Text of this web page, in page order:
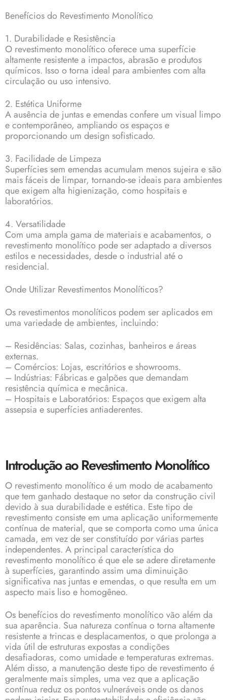
Benefícios do Revestimento Monolítico
1. Durabilidade e Resistência
O revestimento monolítico oferece uma superfície
altamente resistente a impactos, abrasão e produtos
químicos. Isso o torna ideal para ambientes com alta
circulação ou uso intensivo.
2. Estética Uniforme
A ausência de juntas e emendas confere um visual limpo
e contemporâneo, ampliando os espaços e
proporcionando um design sofisticado.
3. Facilidade de Limpeza
Superfícies sem emendas acumulam menos sujeira e são
mais fáceis de limpar, tornando-se ideais para ambientes
que exigem alta higienização, como hospitais e
laboratórios.
4. Versatilidade
Com uma ampla gama de materiais e acabamentos, o
revestimento monolítico pode ser adaptado a diversos
estilos e necessidades, desde o industrial até o
residencial.
Onde Utilizar Revestimentos Monolíticos?
Os revestimentos monolíticos podem ser aplicados em
uma variedade de ambientes, incluindo:
– Residências: Salas, cozinhas, banheiros e áreas
externas.
– Comércios: Lojas, escritórios e showrooms.
– Indústrias: Fábricas e galpões que demandam
resistência química e mecânica.
– Hospitais e Laboratórios: Espaços que exigem alta
assepsia e superfícies antiaderentes.
Introdução ao Revestimento Monolítico
O revestimento monolítico é um modo de acabamento
que tem ganhado destaque no setor da construção civil
devido à sua durabilidade e estética. Este tipo de
revestimento consiste em uma aplicação uniformemente
contínua de material, que se comporta como uma única
camada, em vez de ser constituído por várias partes
independentes. A principal característica do
revestimento monolítico é que ele se adere diretamente
à superfícies, garantindo assim uma diminuição
significativa nas juntas e emendas, o que resulta em um
aspecto mais liso e homogêneo.
Os benefícios do revestimento monolítico vão além da
sua aparência. Sua natureza contínua o torna altamente
resistente a trincas e desplacamentos, o que prolonga a
vida útil de estruturas expostas a condições
desafiadoras, como umidade e temperaturas extremas.
Além disso, a manutenção deste tipo de revestimento é
geralmente mais simples, uma vez que a aplicação
contínua reduz os pontos vulneráveis onde os danos